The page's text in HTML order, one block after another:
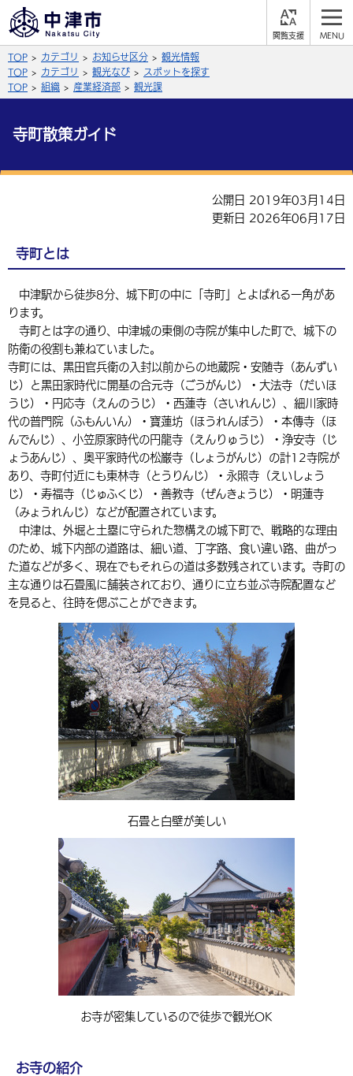
文字の大きさ
拡大 標準
英語（English）
中国語（繁体字） 韓国語（한국어）
組織案内
公式SNS
サイト内検索
届出・登録・証明 保険・年金
福祉・介護
税金 住宅・インフラ
環境・衛生 生涯学習・スポーツ・人権
選挙 外国人の方向け情報
事業者の方へ
入札・契約
農林水産業 税金
都市整備
子育て・教育
施設情報
手当・助成 健康・医療
相談・支援・情報 計画・施策
観光・移住
観光なび スポットを探す
遊ぶ・体験する グルメ・食べる
買う・おみやげ 四季のイベント・祭り
移住・定住
市政情報
中津市について 市役所の紹介
地方創生・地域活性化 広報・広聴
行政・計画
TOP カテゴリ お知らせ区分
観光情報
TOP
カテゴリ 観光なび
スポットを探す
TOP
組織 産業経済部 観光課
寺町散策ガイド
公開日 2019年03月14日
更新日 2026年06月17日
寺町とは
中津駅から徒歩8分、城下町の中に「寺町」とよばれる一角があ
ります。
寺町とは字の通り、中津城の東側の寺院が集中した町で、城下の
防衛の役割も兼ねていました。
寺町には、黒田官兵衛の入封以前からの地蔵院・安随寺（あんずい
じ）と黒田家時代に開基の合元寺（ごうがんじ）・大法寺（だいほ
うじ）・円応寺（えんのうじ）・西蓮寺（さいれんじ）、細川家時
代の普門院（ふもんいん）・寶蓮坊（ほうれんぼう）・本傳寺（ほ
んでんじ）、小笠原家時代の円龍寺（えんりゅうじ）・浄安寺（じ
ょうあんじ）、奥平家時代の松巌寺（しょうがんじ）の計12寺院が
あり、寺町付近にも東林寺（とうりんじ）・永照寺（えいしょう
じ）・寿福寺（じゅふくじ）・善教寺（ぜんきょうじ）・明蓮寺
（みょうれんじ）などが配置されています。
中津は、外堀と土塁に守られた惣構えの城下町で、戦略的な理由
のため、城下内部の道路は、細い道、丁字路、食い違い路、曲がっ
た道などが多く、現在でもそれらの道は多数残されています。寺町の
主な通りは石畳風に舗装されており、通りに立ち並ぶ寺院配置など
を見ると、往時を偲ぶことができます。
石畳と白壁が美しい
お寺が密集しているので徒歩で観光OK
お寺の紹介